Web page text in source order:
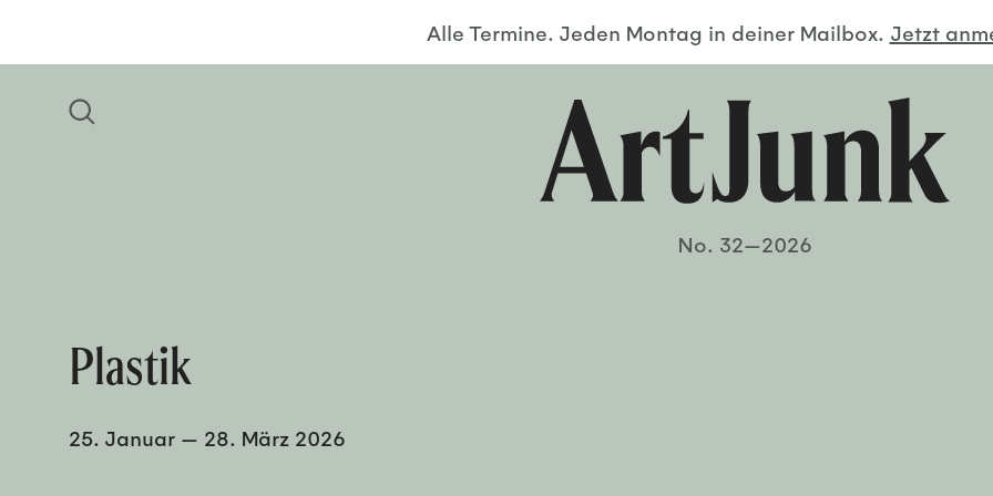
Alle Termine. Jeden Montag in deiner Mailbox. Jetzt
No. 32—2026
Plastik
25. Januar — 28. März 2026